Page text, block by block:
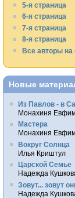
5-я страница
6-я страница
7-я страница
8-я страница
Все авторы на
Новые
Из Павлов - в
Монахиня
Мастера
Монахиня
Вокруг Солнца
Илья Криштул
Царской Семье
Надежда
Зовут... зовут
Надежда